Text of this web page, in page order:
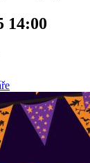
14:00